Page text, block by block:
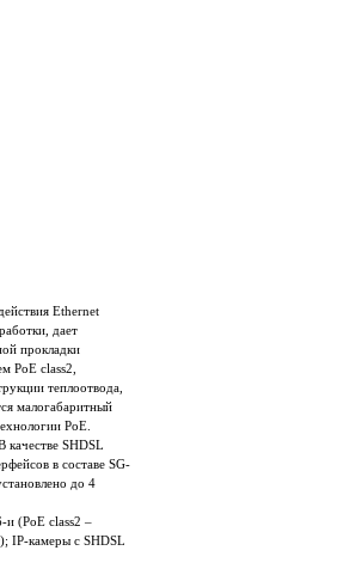
Ethernet
дает
прокладки
PoE class2,
теплоотвода,
малогабаритный
PoE.
SHDSL
в составе SG-
до 4
и (PoE class2 –
IP-камеры с SHDSL